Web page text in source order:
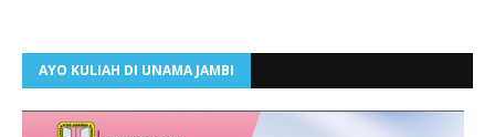
AYO KULIAH DI UNAMA JAMBI